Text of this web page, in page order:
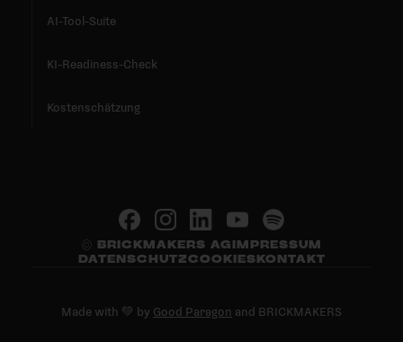
AI-Tool-Suite
KI-Readiness-Check
Kostenschätzung
© BRICKMAKERS AG IMPRESSUM
DATENSCHUTZCOOKIESKONTAKT
Made with 💚 by Good Paragon and BRICKMAKERS